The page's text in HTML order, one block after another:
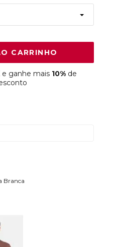
Esgotado
Esgotado
CARRINHO
ganhe mais 10% de
Branca